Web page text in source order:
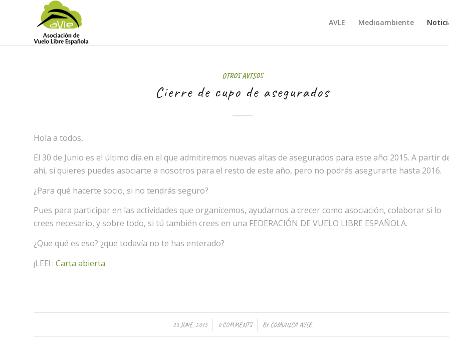
AVLE Medioambiente
OTROS AVISOS
Cierre de cupo de asegurados
Hola a todos,
El 30 de Junio es el último día en el que admitiremos nuevas altas de asegurados para este año 2015. A partir
ahí, si quieres puedes asociarte a nosotros para el resto de este año, pero no podrás asegurarte hasta 2016.
¿Para qué hacerte socio, si no tendrás seguro?
Pues para participar en las actividades que organicemos, ayudarnos a crecer como asociación, colaborar si lo
crees necesario, y sobre todo, si tú también crees en una FEDERACIÓN DE VUELO LIBRE ESPAÑOLA.
¿Que qué es eso? ¿que todavía no te has enterado?
¡LEE! : Carta abierta
23 JUNE, 2015
/ 0 COMMENTS
/ BYCOMUNICA AVLE